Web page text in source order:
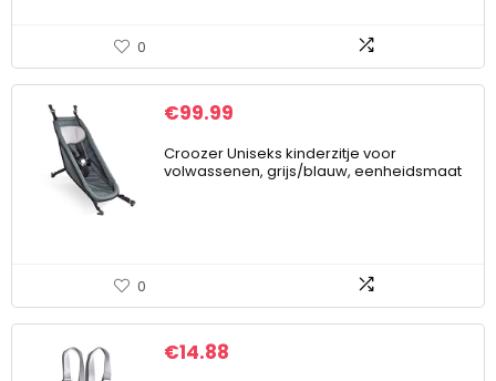
0
€99.99
Croozer Uniseks kinderzitje voor
volwassenen, grijs/blauw, eenheidsmaat
0
€14.88